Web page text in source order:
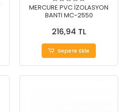
MERCURE PVC İZOLASYON
BANTI MC-2550
216,94 TL
Sepete Ekle